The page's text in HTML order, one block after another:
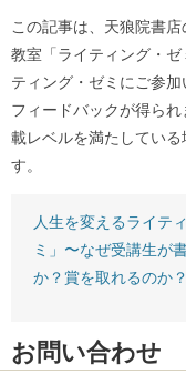
この記事は、天狼院書
教室「ライティング・
ティング・ゼミにご参
フィードバックが得ら
載レベルを満たしてい
す。
人生を変えるライテ
ミ」〜なぜ受講生が
か？賞を取れるのか
お問い合わせ